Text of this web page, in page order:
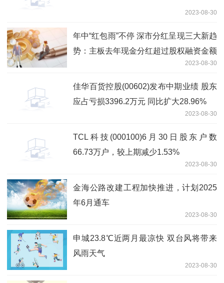
2023-08-30
年中“红包雨”不停 深市分红呈现三大新趋
势：主板去年现金分红超过股权融资金额
2023-08-30
佳华百货控股(00602)发布中期业绩 股东
应占亏损3396.2万元 同比扩大28.96%
2023-08-30
TCL科技(000100)6月30日股东户数
66.73万户，较上期减少1.53%
2023-08-30
金海公路改建工程加快推进，计划2025
年6月通车
2023-08-30
申城23.8℃近两月最凉快 双台风将带来
风雨天气
2023-08-30